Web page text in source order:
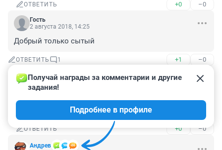
ОТВЕТИТЬ +0 –0
Гость
2 августа 2018, 14:25
Добрый только сытый
ОТВЕТИТЬ 1 +1 –0
Гость
2 августа 2018, 15:08
Чем дальше,тем страшнее))Куда катимся?вообще
ОТВЕТИТЬ +0 –0
Андрев
Получай награды за комментарии и другие
задания!
Подробнее в профиле